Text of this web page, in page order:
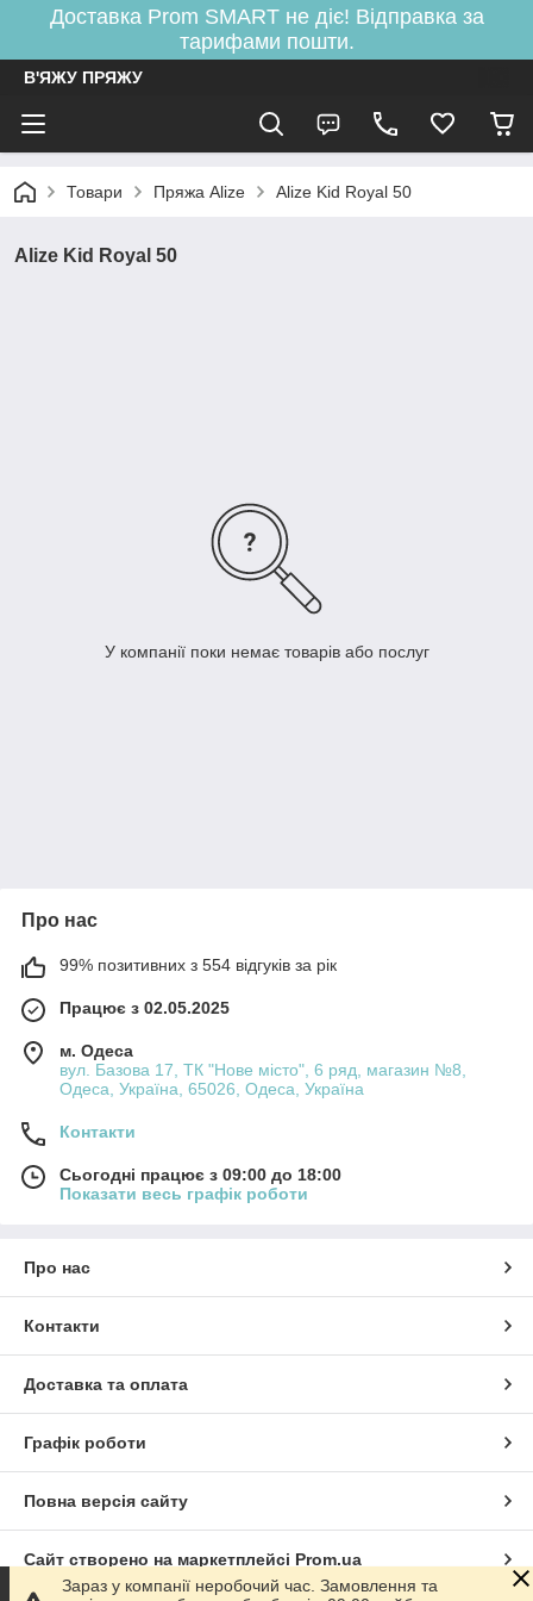
Доставка Prom SMART не діє! Відправка за
тарифами пошти.
В'ЯЖУ ПРЯЖУ
Товари Пряжа Alize Alize Kid Royal 50
Alize Kid Royal 50
У компанії поки немає товарів або послуг
Про нас
99% позитивних з 554 відгуків за рік
Працює з 02.05.2025
м. Одеса
вул. Базова 17, ТК "Нове місто", 6 ряд, магазин №8,
Одеса, Україна, 65026, Одеса, Україна
Контакти
Сьогодні працює з 09:00 до 18:00
Показати весь графік роботи
Про нас
Контакти
Доставка та оплата
Графік роботи
Повна версія сайту
Сайт створено на маркетплейсі Prom.ua
Зараз у компанії неробочий час. Замовлення та